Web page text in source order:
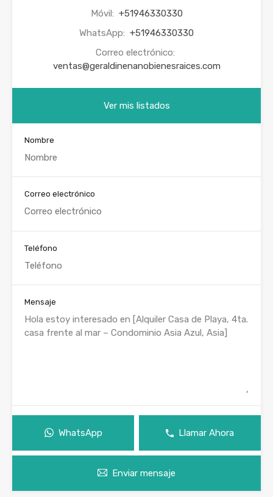
Móvil: +51946330330
WhatsApp: +51946330330
Correo electrónico:
ventas@geraldinenanobienesraices.com
Ver mis listados
Nombre
Correo electrónico
Teléfono
Mensaje
WhatsApp Llamar Ahora
Enviar mensaje